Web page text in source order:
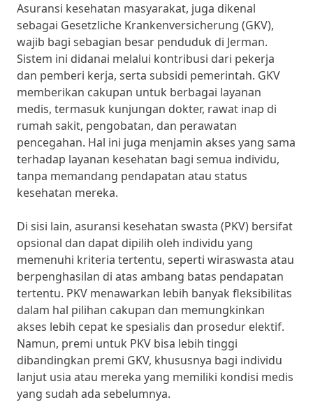
Asuransi kesehatan masyarakat, juga dikenal
sebagai Gesetzliche Krankenversicherung (GKV),
wajib bagi sebagian besar penduduk di Jerman.
Sistem ini didanai melalui kontribusi dari pekerja
dan pemberi kerja, serta subsidi pemerintah. GKV
memberikan cakupan untuk berbagai layanan
medis, termasuk kunjungan dokter, rawat inap di
rumah sakit, pengobatan, dan perawatan
pencegahan. Hal ini juga menjamin akses yang sama
terhadap layanan kesehatan bagi semua individu,
tanpa memandang pendapatan atau status
kesehatan mereka.
Di sisi lain, asuransi kesehatan swasta (PKV) bersifat
opsional dan dapat dipilih oleh individu yang
memenuhi kriteria tertentu, seperti wiraswasta atau
berpenghasilan di atas ambang batas pendapatan
tertentu. PKV menawarkan lebih banyak fleksibilitas
dalam hal pilihan cakupan dan memungkinkan
akses lebih cepat ke spesialis dan prosedur elektif.
Namun, premi untuk PKV bisa lebih tinggi
dibandingkan premi GKV, khususnya bagi individu
lanjut usia atau mereka yang memiliki kondisi medis
yang sudah ada sebelumnya.